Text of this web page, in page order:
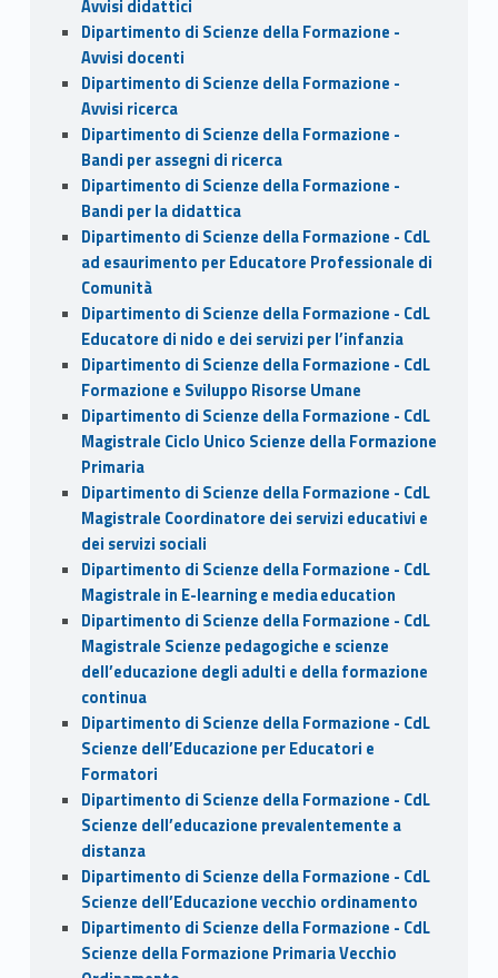
Avvisi didattici
Dipartimento di Scienze della Formazione -
Avvisi docenti
Dipartimento di Scienze della Formazione -
Avvisi ricerca
Dipartimento di Scienze della Formazione -
Bandi per assegni di ricerca
Dipartimento di Scienze della Formazione -
Bandi per la didattica
Dipartimento di Scienze della Formazione - CdL
ad esaurimento per Educatore Professionale di
Comunità
Dipartimento di Scienze della Formazione - CdL
Educatore di nido e dei servizi per l’infanzia
Dipartimento di Scienze della Formazione - CdL
Formazione e Sviluppo Risorse Umane
Dipartimento di Scienze della Formazione - CdL
Magistrale Ciclo Unico Scienze della Formazione
Primaria
Dipartimento di Scienze della Formazione - CdL
Magistrale Coordinatore dei servizi educativi e
dei servizi sociali
Dipartimento di Scienze della Formazione - CdL
Magistrale in E-learning e media education
Dipartimento di Scienze della Formazione - CdL
Magistrale Scienze pedagogiche e scienze
dell’educazione degli adulti e della formazione
continua
Dipartimento di Scienze della Formazione - CdL
Scienze dell’Educazione per Educatori e
Formatori
Dipartimento di Scienze della Formazione - CdL
Scienze dell’educazione prevalentemente a
distanza
Dipartimento di Scienze della Formazione - CdL
Scienze dell’Educazione vecchio ordinamento
Dipartimento di Scienze della Formazione - CdL
Scienze della Formazione Primaria Vecchio